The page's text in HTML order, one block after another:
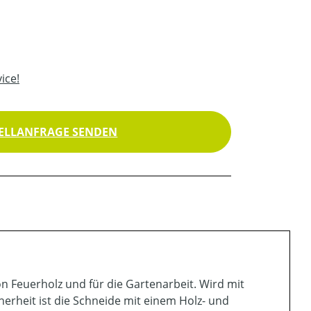
SENDEN
Feuerholz und für die Gartenarbeit. Wird mit
ist die Schneide mit einem Holz- und